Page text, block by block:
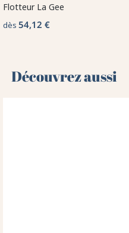
Flotteur La Gee
dès 54,12 €
Découvrez aussi 🌻